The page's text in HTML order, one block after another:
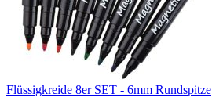
Flüssigkreide 8er SET - 6mm Rundspitze